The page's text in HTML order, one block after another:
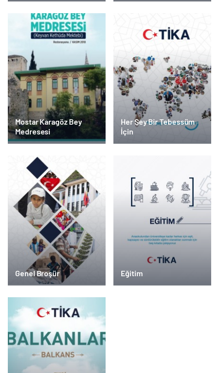
Mostar Karagöz Bey
Medresesi
Her Şey Bir Tebessüm
İçin
Genel Broşür Eğitim